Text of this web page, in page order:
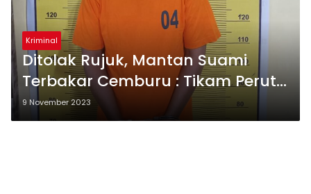
Kriminal
Ditolak Rujuk, Mantan Suami
Terbakar Cemburu : Tikam Perut
Mantan Istrinya
9 November 2023